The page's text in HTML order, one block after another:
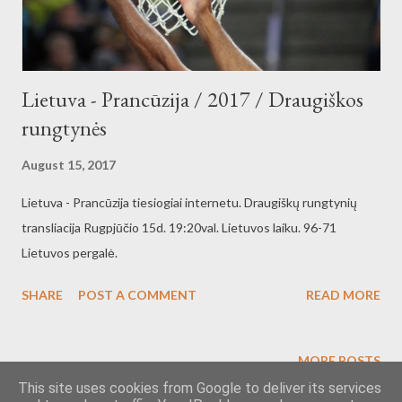
Lietuva - Prancūzija / 2017 / Draugiškos
rungtynės
August 15, 2017
Lietuva - Prancūzija tiesiogiai internetu. Draugiškų rungtynių
transliacija Rugpjūčio 15d. 19:20val. Lietuvos laiku. 96-71
Lietuvos pergalė.
SHARE POST A COMMENT READ MORE
MORE POSTS
This site uses cookies from Google to deliver its services